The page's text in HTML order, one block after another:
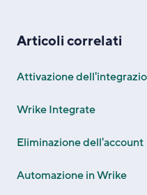
Articoli correlati
Attivazione
Wrike Integrate
Eliminazione dell'account
Automazione in Wrike